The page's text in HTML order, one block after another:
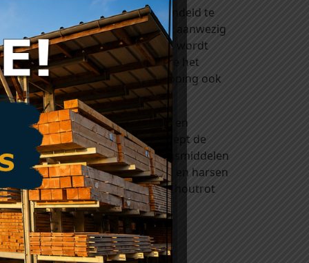
voor kiest om het hout onbehandeld te
de kleurstoffen die in het hout aanwezig
het hout wegslijten. Dit proces wordt
in zich in de zon bevinden of die het
verkleurt je veranda of overkapping ook
Kijk eens bij onze rubriek ‘verf en
(kleurloos) oflariks(verdiept de
Het zijn houtverduurzamingsmiddelen
de invloeden van licht, weer en harsen
van hout door blauw- en houtrot
worden.